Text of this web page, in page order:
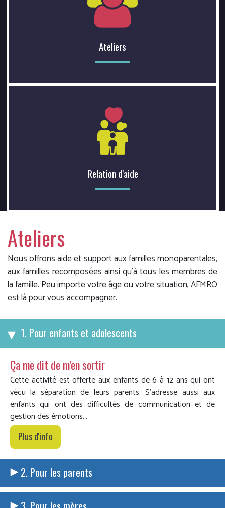
Ateliers
Relation d'aide
Ateliers
Nous offrons aide et support aux familles monoparentales,
aux familles recomposées ainsi qu’à tous les membres de
la famille. Peu importe votre âge ou votre situation, AFMRO
est là pour vous accompagner.
Pour enfants et adolescents
Ça me dit de m’en sortir
Cette activité est offerte aux enfants de 6 à 12 ans qui ont
vécu la séparation de leurs parents. S'adresse aussi aux
enfants qui ont des difficultés de communication et de
gestion des émotions...
Plus d'info
Pour les parents